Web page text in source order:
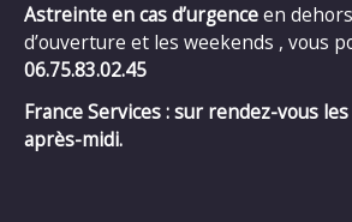
Astreinte en cas d’urgenceen
d’ouverture et les weekends , vous
06.75.83.02.45
France Services : sur rendez-vous
après-midi.